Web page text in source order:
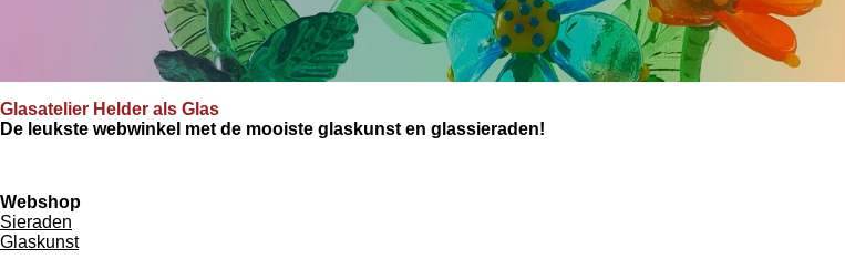
Glasatelier Helder als Glas
De leukste webwinkel met de mooiste glaskunst en glassieraden!
Webshop
Sieraden
Glaskunst